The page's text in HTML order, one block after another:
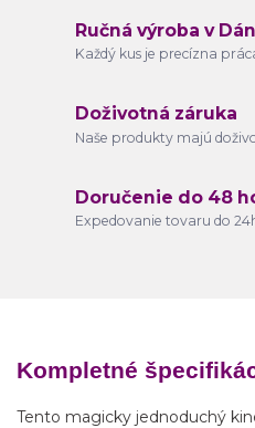
Ručná výroba v
Každý kus je precízna
Doživotná záruka
Naše produkty majú
Doručenie do 48
Expedovanie tovaru do
Kompletné
Tento magicky jednoduchý